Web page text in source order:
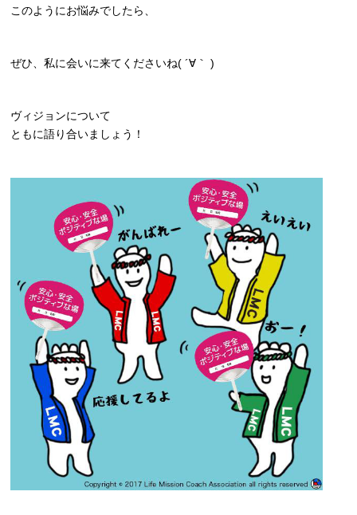
このようにお悩みでしたら、
ぜひ、私に会いに来てくださいね( ´∀｀ )
ヴィジョンについて
ともに語り合いましょう！